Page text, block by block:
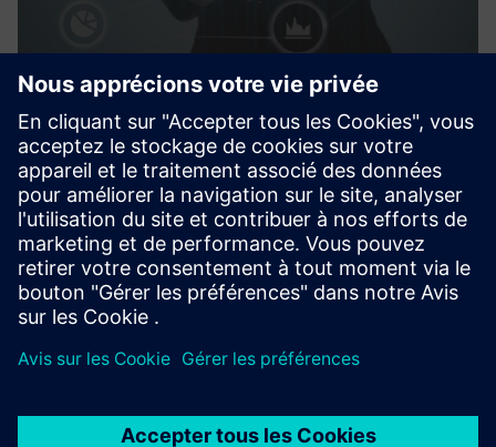
TRACCIA
TRACCIA is a web-based software that collects and process
in real-time multiple data representing the process at hand
for performance analysis and decision support. Different
technologies can be integrated for data collection (IoT...
En savoir plus